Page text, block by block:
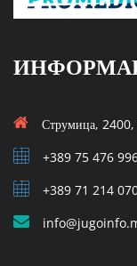
Струмица, 2400,
+389 75 476
+389 71 214